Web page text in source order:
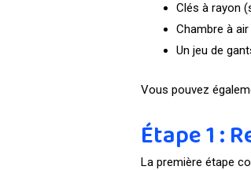
Clés à rayon
Chambre à air
Un jeu de
Vous pouvez
Étape 1 :
La première étape